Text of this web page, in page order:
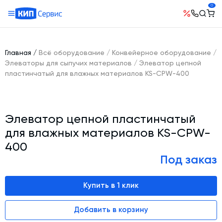
0
Бетонные заводы (БСУ, РБУ)
Бетоносмесители
Гибкие шнеки для сыпучих материалов
Конвейерное оборудование
Растариватели Биг-Бегов
Пневмотранспорт
Тепловое оборудование
География поставок
Руководство
Сотрудничество
История компании
Ответы на вопросы
Контакты
Главная / Всё оборудование / Конвейерное оборудование /
Элеваторы для сыпучих материалов / Элеватор цепной
пластинчатый для влажных материалов KS-СРW-400
Элеватор цепной пластинчатый
для влажных материалов KS-СРW-
400
Под заказ
Купить в 1 клик
Добавить в корзину